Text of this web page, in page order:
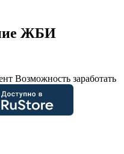
ЖБИ
Возможность заработать